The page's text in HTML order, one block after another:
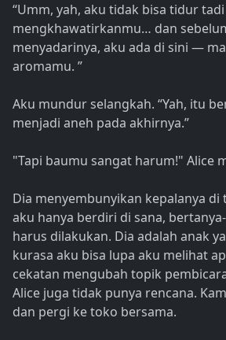
“Umm, yah, aku tidak bisa tidur
mengkhawatirkanmu… dan
menyadarinya, aku ada di sini —
aromamu. ”
Aku mundur selangkah. “Yah, itu
menjadi aneh pada akhirnya.”
"Tapi baumu sangat harum!" Alice
Dia menyembunyikan kepalanya di
aku hanya berdiri di sana,
harus dilakukan. Dia adalah anak
kurasa aku bisa lupa aku melihat
cekatan mengubah topik
Alice juga tidak punya rencana.
dan pergi ke toko bersama.